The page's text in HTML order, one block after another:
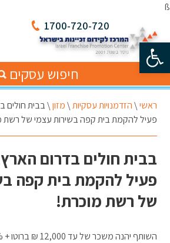
פתח סרגל נגישות
ß
1700-720-720
חיפוש עסקים
ראשי\הזדמנויות עסקיות\מזון\בבית חולים
פעיל להקמת בית קפה בשירות עצמי של רשת
בבית חולים בדרום
פעיל להקמת בית קפה
של רשת מוכרת!
השותף יהנה משכר של עד 12,000 ₪ ברוטו + 20% מרווחי העסק.